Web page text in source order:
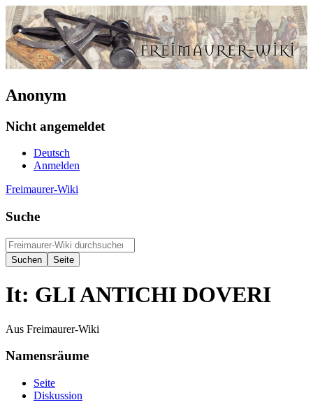
Anonym
Nicht angemeldet
Deutsch
Anmelden
Freimaurer-Wiki
Suche
It: GLI ANTICHI DOVERI
Aus Freimaurer-Wiki
Namensräume
Seite
Diskussion